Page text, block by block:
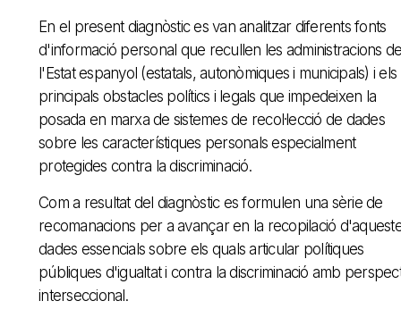
En el present diagnòstic es van analitzar diferents fonts
d'informació personal que recullen les administracions
l'Estat espanyol (estatals, autonòmiques i municipals) i els
principals obstacles polítics i legals que impedeixen la
posada en marxa de sistemes de recol·lecció de dades
sobre les característiques personals especialment
protegides contra la discriminació.
Com a resultat del diagnòstic es formulen una sèrie de
recomanacions per a avançar en la recopilació
dades essencials sobre els quals articular polítiques
públiques d'igualtat i contra la discriminació amb
interseccional.